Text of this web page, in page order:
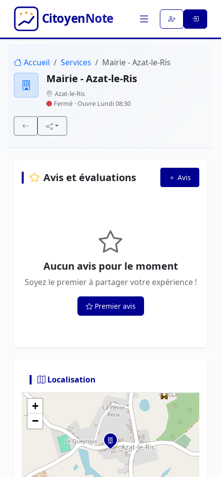
Accueil Services Mairie - Azat-le-Ris
Mairie - Azat-le-Ris
Azat-le-Ris
Fermé · Ouvre Lundi 08:30
Avis et évaluations Avis
Aucun avis pour le moment
Soyez le premier à partager votre expérience !
Premier avis
Localisation
+
−